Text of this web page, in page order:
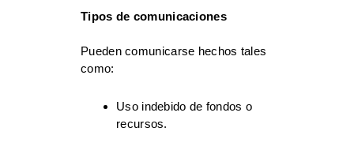
Tipos de comunicaciones
Pueden comunicarse hechos tales
como:
Uso indebido de fondos o
recursos.